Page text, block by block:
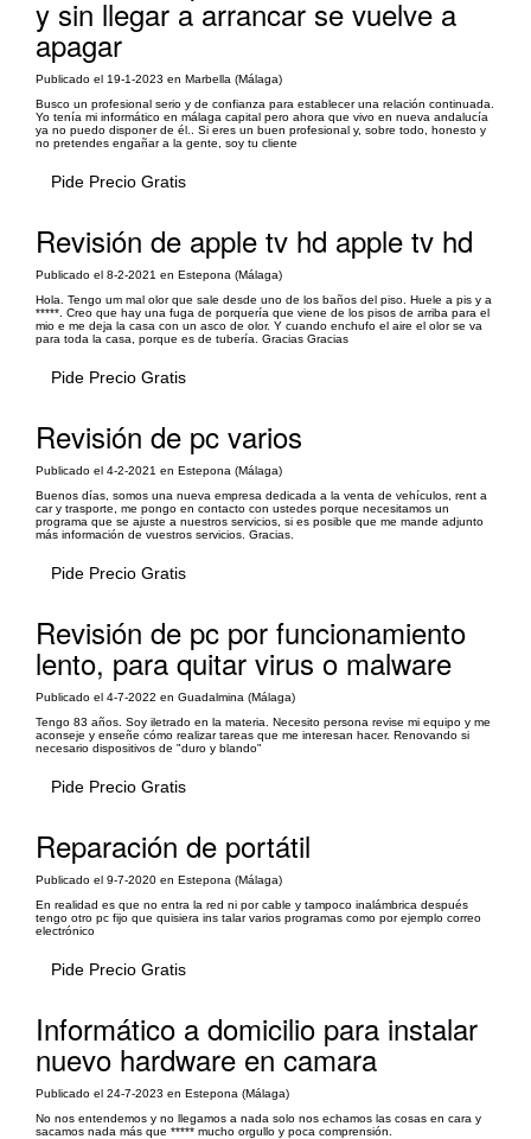
y sin llegar a arrancar se vuelve a
apagar
Publicado el 19-1-2023 en Marbella (Málaga)
Busco un profesional serio y de confianza para establecer una relación continuada.
Yo tenía mi informático en málaga capital pero ahora que vivo en nueva andalucía
ya no puedo disponer de él.. Si eres un buen profesional y, sobre todo, honesto y
no pretendes engañar a la gente, soy tu cliente
Pide Precio Gratis
Revisión de apple tv hd apple tv hd
Publicado el 8-2-2021 en Estepona (Málaga)
Hola. Tengo um mal olor que sale desde uno de los baños del piso. Huele a pis y a
*****. Creo que hay una fuga de porquería que viene de los pisos de arriba para el
mio e me deja la casa con un asco de olor. Y cuando enchufo el aire el olor se va
para toda la casa, porque es de tubería. Gracias Gracias
Pide Precio Gratis
Revisión de pc varios
Publicado el 4-2-2021 en Estepona (Málaga)
Buenos días, somos una nueva empresa dedicada a la venta de vehículos, rent a
car y trasporte, me pongo en contacto con ustedes porque necesitamos un
programa que se ajuste a nuestros servicios, si es posible que me mande adjunto
más información de vuestros servicios. Gracias.
Pide Precio Gratis
Revisión de pc por funcionamiento
lento, para quitar virus o malware
Publicado el 4-7-2022 en Guadalmina (Málaga)
Tengo 83 años. Soy iletrado en la materia. Necesito persona revise mi equipo y me
aconseje y enseñe cómo realizar tareas que me interesan hacer. Renovando si
necesario dispositivos de "duro y blando"
Pide Precio Gratis
Reparación de portátil
Publicado el 9-7-2020 en Estepona (Málaga)
En realidad es que no entra la red ni por cable y tampoco inalámbrica después
tengo otro pc fijo que quisiera ins talar varios programas como por ejemplo correo
electrónico
Pide Precio Gratis
Informático a domicilio para instalar
nuevo hardware en camara
Publicado el 24-7-2023 en Estepona (Málaga)
No nos entendemos y no llegamos a nada solo nos echamos las cosas en cara y
sacamos nada más que ***** mucho orgullo y poca comprensión.